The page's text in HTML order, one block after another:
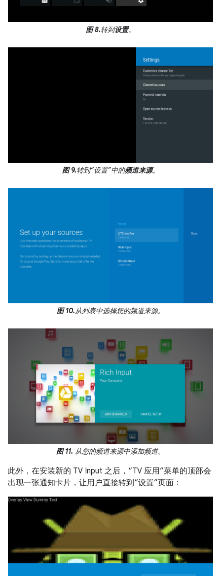
图 8.转到设置。
图 9.转到“设置”中的频道来源。
图 10.从列表中选择您的频道来源。
图 11. 从您的频道来源中添加频道。
此外，在安装新的 TV Input 之后，“TV 应用”菜单的顶部会
出现一张通知卡片，让用户直接转到“设置”页面：